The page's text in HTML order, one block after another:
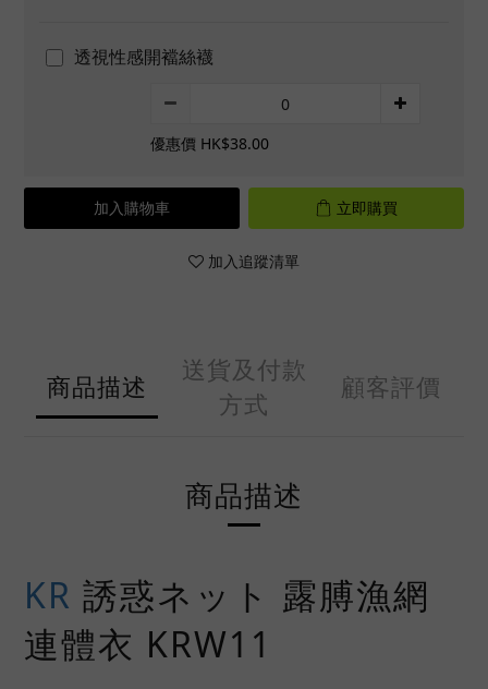
透視性感開襠絲襪
優惠價 HK$38.00
加入購物車 立即購買
加入追蹤清單
商品描述
送貨及付款
方式
顧客評價
商品描述
KR 誘惑ネット 露膊漁網
連體衣 KRW11